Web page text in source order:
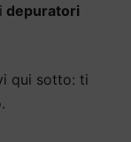
depuratori
qui sotto: ti